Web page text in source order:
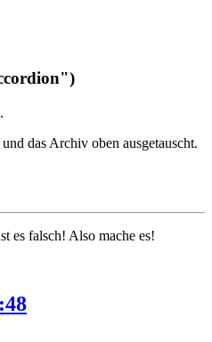
das Archiv oben ausgetauscht.
es falsch! Also mache es!